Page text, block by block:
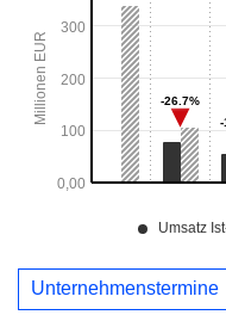
Unternehmenstermine